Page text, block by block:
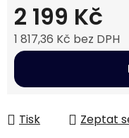
2 199 Kč
1 817,36 Kč bez DPH
Měrná cena:
Tisk Zeptat